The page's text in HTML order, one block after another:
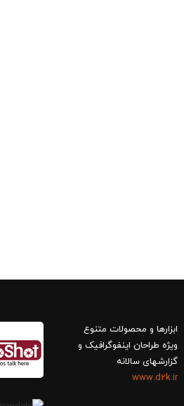
ابزارها و محصولات متنوع
ویژه طراحان اینفوگرافیک و
گزارش‎های سالانه
www.d2k.ir